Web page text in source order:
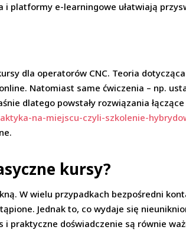
platformy e-learningowe ułatwiają
dla operatorów CNC. Teoria
Natomiast same ćwiczenia – np.
dlatego powstały rozwiązania
na-miejscu-czyli-szkolenie-
kursy?
W wielu przypadkach bezpośredni
Jednak to, co wydaje się
praktyczne doświadczenie są równie